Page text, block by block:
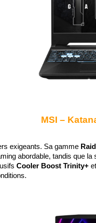
MSI –
exigeants. Sa gamme
abordable, tandis que la
Cooler Boost Trinity+